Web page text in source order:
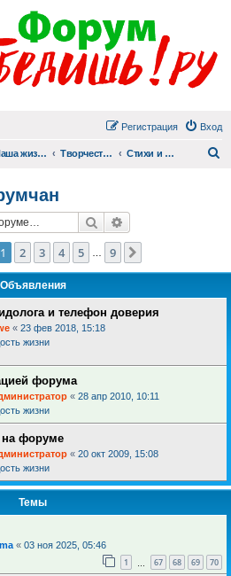
Вход
Регистрация
Наша жизнь (не всё же о суициде!) Творчество Стихи и проза форумчан
Поиск
из
1 2 3 4 5 9
Объявления
и телефон доверия
« 23 фев 2018, 15:18
жизни
форума
« 28 апр 2010, 10:11
жизни
форуме
« 20 окт 2009, 15:08
жизни
Темы
« 03 ноя 2025, 05:46
1 67 68 69 70